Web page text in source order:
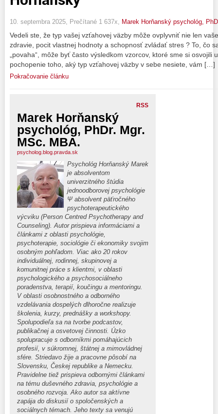
10. septembra 2025, Prečítané 1 637x, Marek Horňanský psychológ,
Vedeli ste, že typ vašej vzťahovej väzby môže ovplyvniť nie len
zdravie, pocit vlastnej hodnoty a schopnosť zvládať stres ? To, čo
„povaha“, môže byť často výsledkom vzorcov, ktoré sme si osvojili
pochopenie toho, aký typ vzťahovej väzby v sebe nesiete, vám […]
Pokračovanie článku
RSS
Marek Horňanský
psychológ, PhDr. Mgr.
MSc. MBA.
psycholog.blog.pravda.sk
Psychológ Horňanský Marek
je absolventom
univerzitného štúdia
jednoodborovej psychológie
Ψ absolvent päťročného
psychoterapeutického
výcviku (Person Centred Psychotherapy and
Counseling). Autor prispieva informáciami a
článkami z oblasti psychológie,
psychoterapie, sociológie či ekonomiky svojim
osobným pohľadom. Viac ako 20 rokov
individuálnej, rodinnej, skupinovej a
komunitnej práce s klientmi, v oblasti
psychologického a psychosociálneho
poradenstva, terapií, koučingu a mentoringu.
V oblasti osobnostného a odborného
vzdelávania dospelých dlhoročne realizuje
školenia, kurzy, prednášky a workshopy.
Spolupodieľa sa na tvorbe podcastov,
publikačnej a osvetovej činnosti. Úzko
spolupracuje s odborníkmi pomáhajúcich
profesií, v súkromnej, štátnej a mimovládnej
sfére. Striedavo žije a pracovne pôsobí na
Slovensku, Českej republike a Nemecku.
Pravidelne tiež prispieva odbornými článkami
na tému duševného zdravia, psychológie a
osobného rozvoja. Ako autor sa aktívne
zapája do diskusií o spoločenských a
sociálnych témach. Jeho texty sa venujú